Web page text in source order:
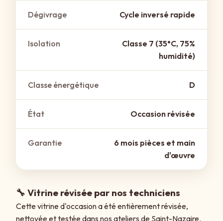
Dégivrage Cycle inversé rapide
Isolation
Classe 7 (35°C, 75%
humidité)
Classe énergétique D
État Occasion révisée
Garantie
6 mois pièces et main
d'œuvre
🔧 Vitrine révisée par nos techniciens
Cette vitrine d'occasion a été entièrement révisée,
nettoyée et testée dans nos ateliers de Saint-Nazaire.